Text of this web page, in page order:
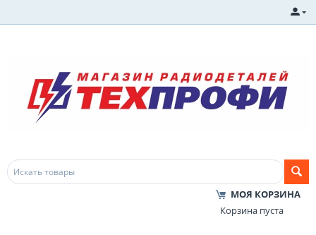
МОЯ КОРЗИНА
Корзина пуста